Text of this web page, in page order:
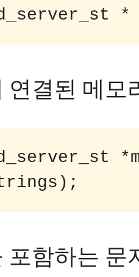
연결된 메모
포함하는 문